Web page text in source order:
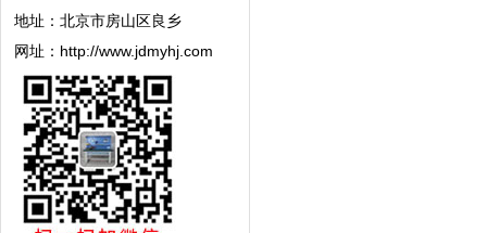
地址：北京市房山区良乡
网址：http://www.jdmyhj.com